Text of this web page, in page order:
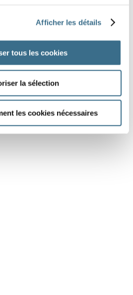
Afficher les détails
tous les cookies
la sélection
les cookies nécessaires